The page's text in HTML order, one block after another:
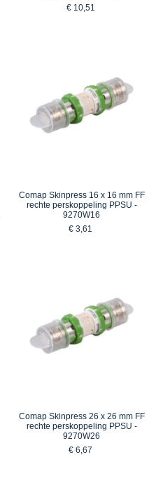
€ 10,51
Comap Skinpress 16 x 16 mm FF
rechte perskoppeling PPSU -
9270W16
€ 3,61
Comap Skinpress 26 x 26 mm FF
rechte perskoppeling PPSU -
9270W26
€ 6,67